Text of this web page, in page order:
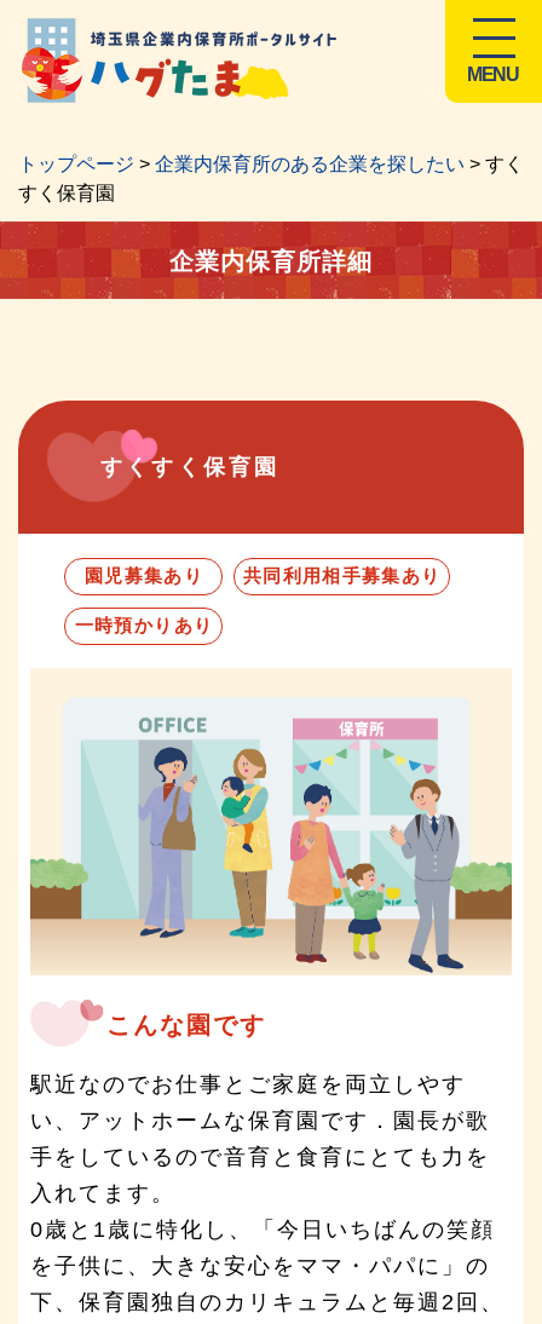
MENU
トップページ > 企業内保育所のある企業を探したい > すく
すく保育園
企業内保育所詳細
すくすく保育園
園児募集あり 共同利用相手募集あり
一時預かりあり
こんな園です
駅近なのでお仕事とご家庭を両立しやす
い、アットホームな保育園です．園長が歌
手をしているので音育と食育にとても力を
入れてます。
0歳と1歳に特化し、「今日いちばんの笑顔
を子供に、大きな安心をママ・パパに」の
下、保育園独自のカリキュラムと毎週2回、